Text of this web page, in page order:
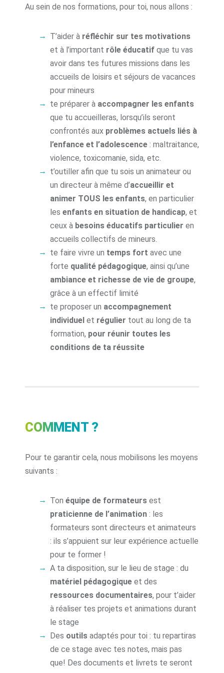
Au sein de nos formations, pour toi, nous allons :
T’aider à réfléchir sur tes motivations
et à l’important rôle éducatif que tu vas
avoir dans tes futures missions dans les
accueils de loisirs et séjours de vacances
pour mineurs
te préparer à accompagner les enfants
que tu accueilleras, lorsqu’ils seront
confrontés aux problèmes actuels liés à
l’enfance et l’adolescence : maltraitance,
violence, toxicomanie, sida, etc.
t’outiller afin que tu sois un animateur ou
un directeur à même d’accueillir et
animer TOUS les enfants, en particulier
les enfants en situation de handicap, et
ceux à besoins éducatifs particulier en
accueils collectifs de mineurs.
te faire vivre un temps fort avec une
forte qualité pédagogique, ainsi qu’une
ambiance et richesse de vie de groupe,
grâce à un effectif limité
te proposer un accompagnement
individuel et régulier tout au long de ta
formation, pour réunir toutes les
conditions de ta réussite
COMMENT ?
Pour te garantir cela, nous mobilisons les moyens
suivants :
Ton équipe de formateurs est
praticienne de l’animation : les
formateurs sont directeurs et animateurs
: ils s’appuient sur leur expérience actuelle
pour te former !
A ta disposition, sur le lieu de stage : du
matériel pédagogique et des
ressources documentaires, pour t’aider
à réaliser tes projets et animations durant
le stage
Des outils adaptés pour toi : tu repartiras
de ce stage avec tes notes, mais pas
que! Des documents et livrets te seront